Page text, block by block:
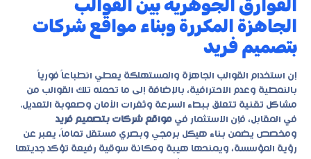
الفوارق الجوهرية بين القوالب
الجاهزة المكررة وبناء مواقع شركات
بتصميم فريد
إن استخدام القوالب الجاهزة والمستهلكة يعطي انطباعاً فورياً
بالنمطية وعدم الاحترافية، بالإضافة إلى ما تحمله تلك القوالب من
مشاكل تقنية تتعلق ببطء السرعة وثغرات الأمان وصعوبة التعديل.
في المقابل، فإن الاستثمار في مواقع شركات بتصميم فريد
ومخصص يضمن بناء هيكل برمجي وبصري مستقل تماماً، يعبر عن
رؤية المؤسسة، ويمنحها هيبة ومكانة سوقية رفيعة تؤكد جديتها